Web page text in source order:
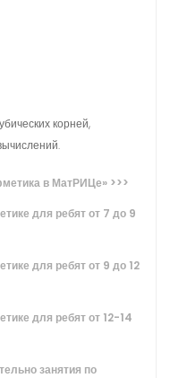
корней,
в МатРИЦе» >>>
для ребят от 7 до 9
для ребят от 9 до 12
для ребят от 12-14
занятия по